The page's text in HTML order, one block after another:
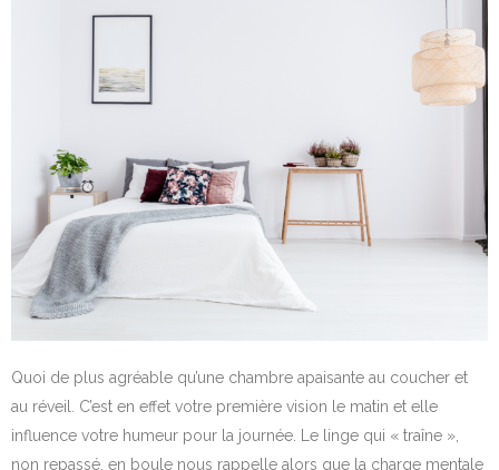
Quoi de plus agréable qu’une chambre apaisante au coucher et
au réveil. C’est en effet votre première vision le matin et elle
influence votre humeur pour la journée. Le linge qui « traîne »,
non repassé, en boule nous rappelle alors que la charge mentale